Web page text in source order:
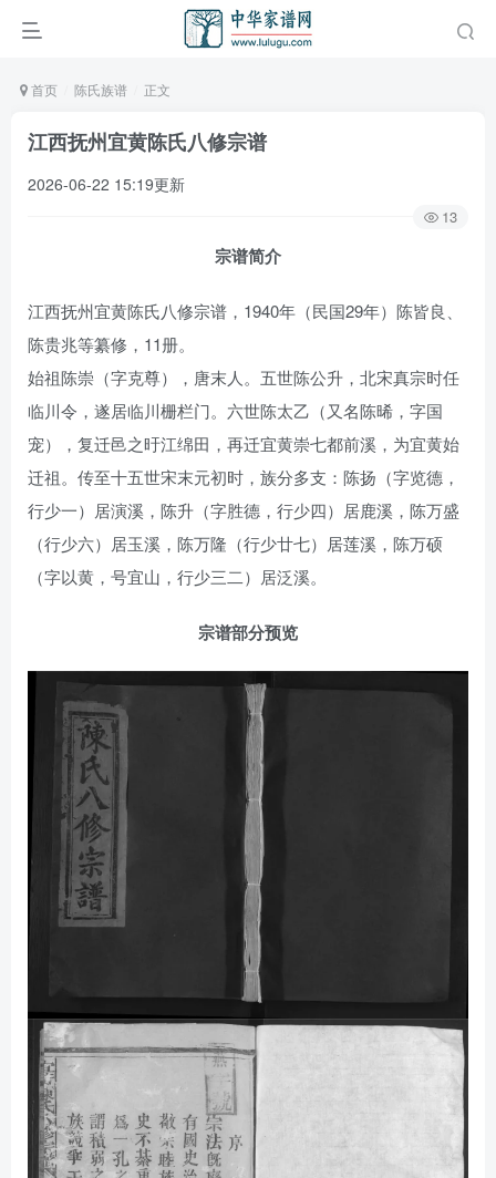
首页 陈氏族谱 正文
江西抚州宜黄陈氏八修宗谱
2026-06-22 15:19更新
13
宗谱简介
江西抚州宜黄陈氏八修宗谱，1940年（民国29年）陈皆良、
陈贵兆等纂修，11册。
始祖陈崇（字克尊），唐末人。五世陈公升，北宋真宗时任
临川令，遂居临川栅栏门。六世陈太乙（又名陈晞，字国
宠），复迁邑之旴江绵田，再迁宜黄崇七都前溪，为宜黄始
迁祖。传至十五世宋末元初时，族分多支：陈扬（字览德，
行少一）居演溪，陈升（字胜德，行少四）居鹿溪，陈万盛
（行少六）居玉溪，陈万隆（行少廿七）居莲溪，陈万硕
（字以黄，号宜山，行少三二）居泛溪。
宗谱部分预览